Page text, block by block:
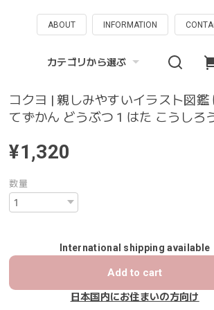
ABOUT INFORMATION
カテゴリから選ぶ
コクヨ | 親しみやすいイラスト図鑑
てずかん どうぶつ 1 はた こうしろ
¥1,320
数量
International shipping available
Add to cart
日本国内にお住まいの方向け